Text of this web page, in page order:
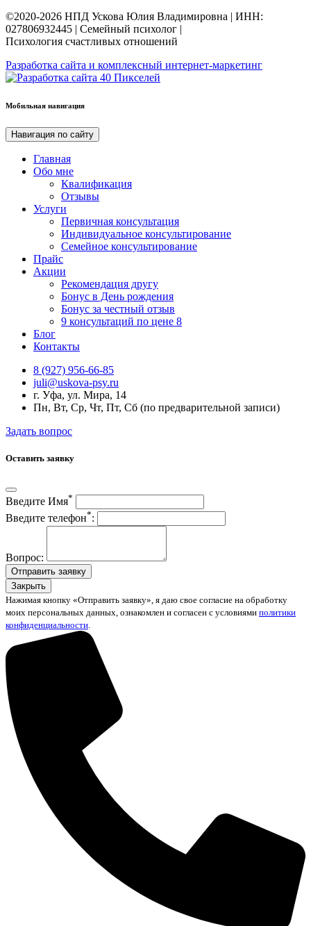
©2020-2026 НПД Ускова Юлия Владимировна | ИНН:
027806932445 | Семейный психолог |
Психология счастливых отношений
Разработка сайта и комплексный интернет-маркетинг
Мобильная навигация
Навигация по сайту
Главная
Обо мне
Квалификация
Отзывы
Услуги
Первичная консультация
Индивидуальное консультирование
Семейное консультирование
Прайс
Акции
Рекомендация другу
Бонус в День рождения
Бонус за честный отзыв
9 консультаций по цене 8
Блог
Контакты
8 (927) 956‑66‑85
juli@uskova-psy.ru
г. Уфа, ул. Мира, 14
Пн, Вт, Ср, Чт, Пт, Сб (по предварительной записи)
Задать вопрос
Оставить заявку
Введите Имя*
Введите телефон*:
Вопрос:
Отправить заявку
Закрыть
Нажимая кнопку «Отправить заявку», я даю свое согласие на обработку
моих персональных данных, ознакомлен и согласен с условиями политики
конфиденциальности.